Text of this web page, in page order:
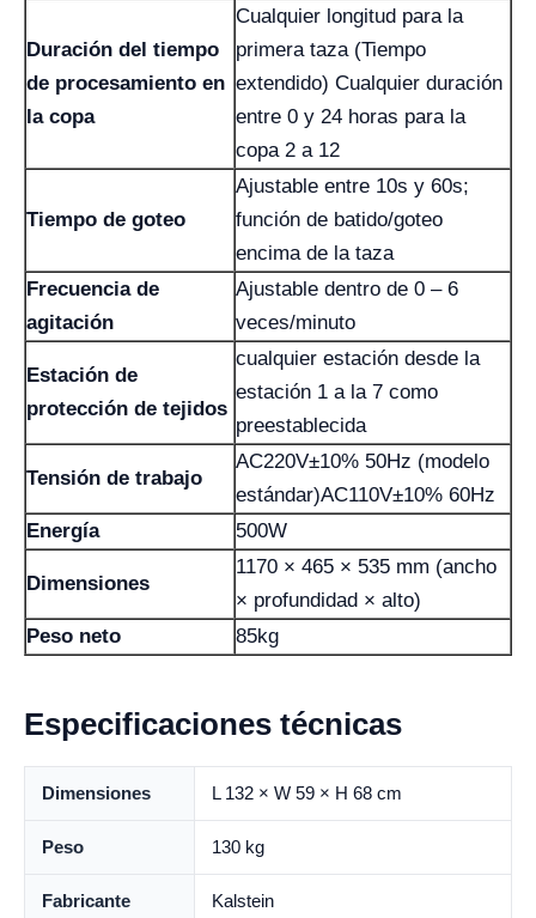
Duración del tiempo
de procesamiento en
la copa
Cualquier longitud para la
primera taza (Tiempo
extendido) Cualquier duración
entre 0 y 24 horas para la
copa 2 a 12
Tiempo de goteo
Ajustable entre 10s y 60s;
función de batido/goteo
encima de la taza
Frecuencia de
agitación
Ajustable dentro de 0 – 6
veces/minuto
Estación de
protección de tejidos
cualquier estación desde la
estación 1 a la 7 como
preestablecida
Tensión de trabajo
AC220V±10% 50Hz (modelo
estándar)AC110V±10% 60Hz
Energía
500W
Dimensiones
1170 × 465 × 535 mm (ancho
× profundidad × alto)
Peso neto
85kg
Especificaciones técnicas
Dimensiones L 132 × W 59 × H 68 cm
Peso 130 kg
Fabricante Kalstein